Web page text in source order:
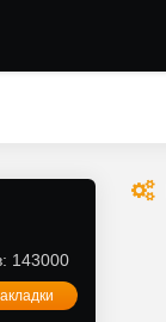
143000